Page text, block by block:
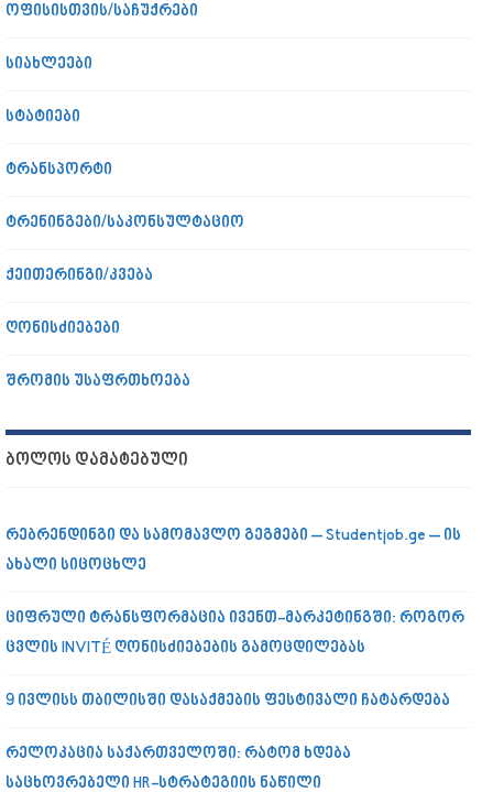
ოფისისთვის/საჩუქრები
სიახლეები
სტატიები
ტრანსპორტი
ტრენინგები/საკონსულტაციო
ქეითერინგი/კვება
ღონისძიებები
შრომის უსაფრთხოება
ᲑᲝᲚᲝᲡ ᲓᲐᲛᲐᲢᲔᲑᲣᲚᲘ
რებრენდინგი და სამომავლო გეგმები – Studentjob.ge – ის
ახალი სიცოცხლე
ციფრული ტრანსფორმაცია ივენთ-მარკეტინგში: როგორ
ცვლის INVITÉ ღონისძიებების გამოცდილებას
9 ივლისს თბილისში დასაქმების ფესტივალი ჩატარდება
რელოკაცია საქართველოში: რატომ ხდება
საცხოვრებელი HR-სტრატეგიის ნაწილი